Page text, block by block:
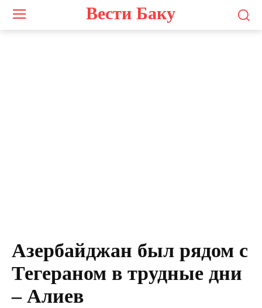
Вести Баку
Азербайджан был рядом с
Тегераном в трудные дни
– Алиев